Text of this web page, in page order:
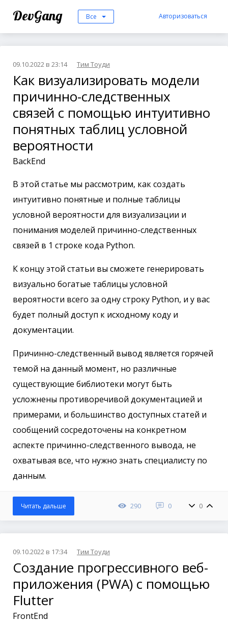
DevGang Все Авторизоваться
09.10.2022 в 23:14 Тим Тоуди
Как визуализировать модели
причинно-следственных
связей с помощью интуитивно
понятных таблиц условной
вероятности
BackEnd
В этой статье мы рассмотрим, как создать
интуитивно понятные и полные таблицы
условной вероятности для визуализации и
понимания моделей причинно-следственных
связей в 1 строке кода Python.
К концу этой статьи вы сможете генерировать
визуально богатые таблицы условной
вероятности всего за одну строку Python, и у вас
будет полный доступ к исходному коду и
документации.
Причинно-следственный вывод является горячей
темой на данный момент, но различные
существующие библиотеки могут быть
усложнены противоречивой документацией и
примерами, и большинство доступных статей и
сообщений сосредоточены на конкретном
аспекте причинно-следственного вывода, не
охватывая все, что нужно знать специалисту по
данным.
290 0 0
Читать дальше
09.10.2022 в 17:34 Тим Тоуди
Создание прогрессивного веб-
приложения (PWA) с помощью
Flutter
FrontEnd